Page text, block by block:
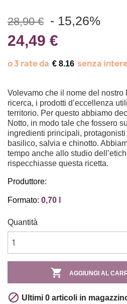
28,90 € - 15,26%
24,49 €
€ 8.16
Volevamo che il nome del
ricerca, i prodotti d’eccellenza
territorio. Per questo abbiamo
Notto, in modo tale che fossero
ingredienti principali,
basilico, salvia e chinotto.
tempo anche allo studio
rispecchiasse questa ricetta.
Produttore:
Formato: 0,70 l
Quantità
 AGGIUNGI AL
 Ultimi 0 articoli in